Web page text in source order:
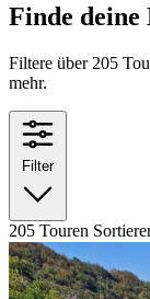
Finde
Filtere über 205
mehr.
Filter
205 Touren